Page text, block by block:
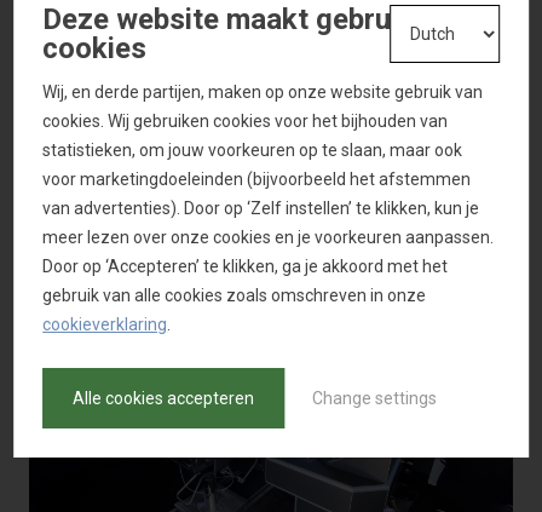
Deze website maakt gebruik van
cookies
Wij, en derde partijen, maken op onze website gebruik van
cookies. Wij gebruiken cookies voor het bijhouden van
statistieken, om jouw voorkeuren op te slaan, maar ook
voor marketingdoeleinden (bijvoorbeeld het afstemmen
van advertenties). Door op ‘Zelf instellen’ te klikken, kun je
meer lezen over onze cookies en je voorkeuren aanpassen.
Door op ‘Accepteren’ te klikken, ga je akkoord met het
gebruik van alle cookies zoals omschreven in onze
cookieverklaring
Alle cookies accepteren Change settings